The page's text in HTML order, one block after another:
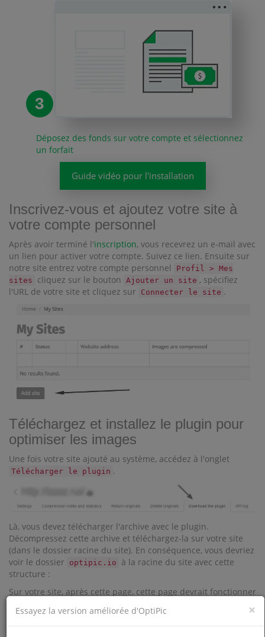
3
Déposez des fonds sur votre compte et sélectionnez
un forfait
Guide vidéo pour l'installation
Inscrivez-vous et ajoutez votre site à
votre compte personnel
Après avoir terminé l'inscription, vous recevrez un e-mail avec
un lien pour activer votre compte. Suivez ce lien. Ensuite sur
notre site entrez votre compte personnel
Profil > Mes
sites
cliquez sur le bouton Ajouter un site , spécifiez
l'URL de votre site et cliquez sur Connecter le site .
Téléchargez et installez le plugin pour
optimiser les images
Une fois votre site ajouté au système, accédez à l'onglet
Télécharger le plugin .
Là, vous devez télécharger l'archive avec le plugin.
Décompressez cette archive et téléchargez-la sur votre site
(dans le dossier racine du site). En conséquence, vous devriez
voir le dossier optipic.io
à la racine du site avec cette
structure :
Sur votre site, après cette page, cette page devrait fonctionner
Sélectionnez un forfait et
×
Essayez la version améliorée d'OptiPic